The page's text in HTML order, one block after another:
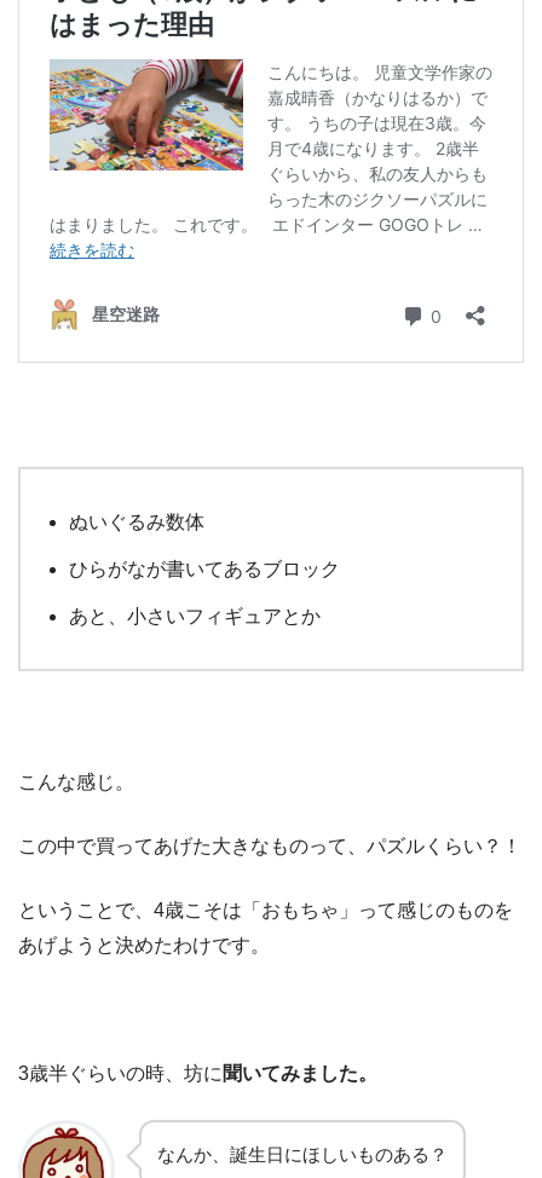
ぬいぐるみ数体
ひらがなが書いてあるブロック
あと、小さいフィギュアとか
こんな感じ。
この中で買ってあげた大きなものって、パズルくらい？！
ということで、4歳こそは「おもちゃ」って感じのものを
あげようと決めたわけです。
3歳半ぐらいの時、坊に聞いてみました。
なんか、誕生日にほしいものある？